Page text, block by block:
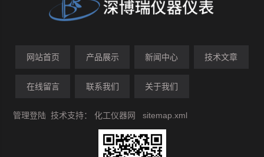
网站首页 产品展示 新闻中心 技术文章
在线留言 联系我们 关于我们
管理登陆 技术支持：化工仪器网 sitemap.xml